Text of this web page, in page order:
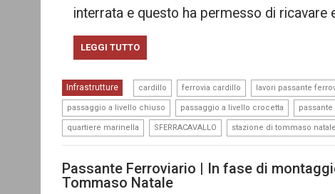
interrata e questo ha permesso di ricavare
LEGGI TUTTO
Infrastrutture cardillo ferrovia cardillo lavori passante
passaggio a livello chiuso passaggio a livello crocetta
quartiere marinella SFERRACAVALLO stazione di tommaso natale
Passante Ferroviario | In fase di
Tommaso Natale